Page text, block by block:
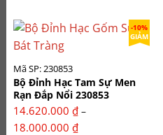
45.000.000 ₫-10%
GIẢM
Mã SP: 230853
Bộ Đỉnh Hạc Tam Sự Men
Rạn Đắp Nổi 230853
14.620.000 ₫ –
18.000.000 ₫Khoảng